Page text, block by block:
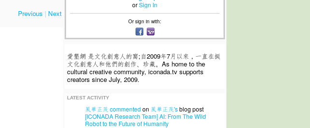
Previous | Next
orSign In
Or sign in with:
愛墾網 是文化創意人的窩;自2009年7月以來，一直在挺
文化創意人和他們的創作、珍藏。As home to the
cultural creative community, iconada.tv supports
creators since July, 2009.
LATEST ACTIVITY
風華正茂 commented on 風華正茂'sblog post
[ICONADA Research Team] AI: From The Wild
Robot to the Future of Humanity